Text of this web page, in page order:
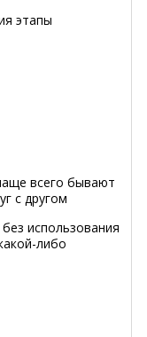
этапы
всего бывают
с другом
использования
либо